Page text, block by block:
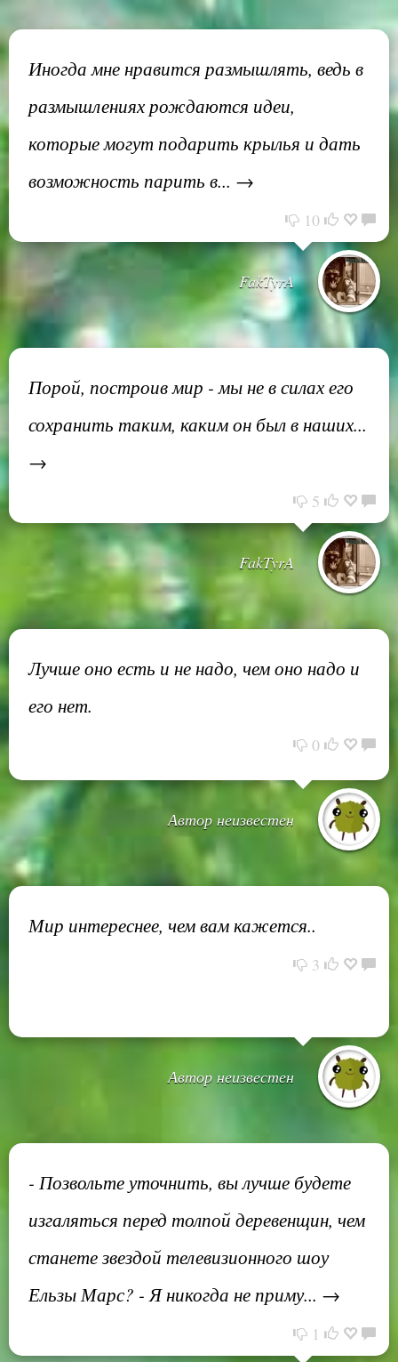
Иногда мне нравится размышлять, ведь в
размышлениях рождаются идеи,
которые могут подарить крылья и дать
возможность парить в... →
10
FakTyrA
Порой, построив мир - мы не в силах его
сохранить таким, каким он был в наших...
→
5
FakTyrA
Лучше оно есть и не надо, чем оно надо и
его нет.
0
Автор неизвестен
Мир интереснее, чем вам кажется..
3
Автор неизвестен
- Позвольте уточнить, вы лучше будете
изгаляться перед толпой деревенщин, чем
станете звездой телевизионного шоу
Ельзы Марс? - Я никогда не приму... →
1